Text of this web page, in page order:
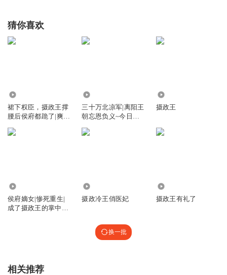
樱桃你好
晨香太讨厌了，赶紧下线
你俩啥时候圆房啊，眼看着一千多集了
回复 2024-04-07
回复 @ 不会到剧终还没有吧
猜你喜欢
裙下权臣，摄政王撑
腰后侯府都跪了|爽文
三十万北凉军|离阳王
朝忘恩负义~今日我
摄政王
侯府嫡女|惨死重生|
成了摄政王的掌中宝
摄政冷王俏医妃 摄政王有礼了
换一批
相关推荐